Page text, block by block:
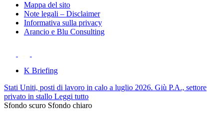
Mappa del sito
Note legali – Disclaimer
Informativa sulla privacy
Arancio e Blu Consulting
K Briefing
Stati Uniti, posti di lavoro in calo a luglio 2026. Giù P.A., settore
privato in stallo Leggi tutto
Sfondo scuro Sfondo chiaro